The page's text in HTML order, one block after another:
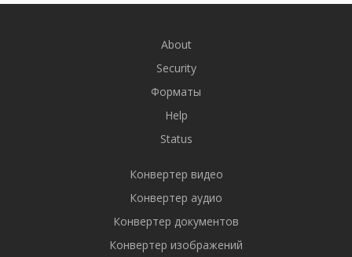
About
Security
Форматы
Help
Status
Конвертер видео
Конвертер аудио
Конвертер документов
Конвертер изображений